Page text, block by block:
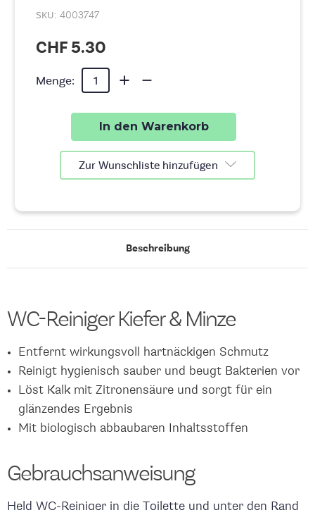
SKU: 4003747
CHF 5.30
Lagerbestand:
Menge: Menge
von
Reiniger
750ml
Menge
Reiniger
750ml
Zur Wunschliste hinzufügen
Beschreibung
WC-Reiniger Kiefer & Minze
Entfernt wirkungsvoll hartnäckigen Schmutz
Reinigt hygienisch sauber und beugt Bakterien vor
Löst Kalk mit Zitronensäure und sorgt für ein
glänzendes Ergebnis
Mit biologisch abbaubaren Inhaltsstoffen
Gebrauchsanweisung
Held WC-Reiniger in die Toilette und unter den Rand